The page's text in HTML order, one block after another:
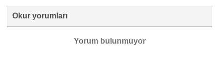
Okur yorumları
Yorum bulunmuyor